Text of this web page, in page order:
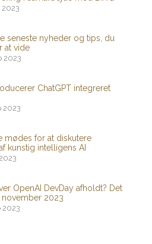
2023
seneste nyheder og tips, du
at vide
2023
ChatGPT integreret
2023
mødes for at diskutere
kunstig intelligens AI
OpenAI DevDay afholdt? Det
2023
2023